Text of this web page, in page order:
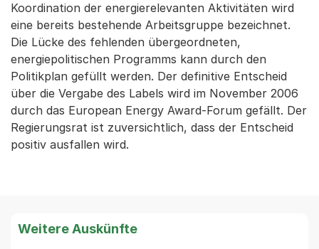
Koordination der energierelevanten Aktivitäten wird
eine bereits bestehende Arbeitsgruppe bezeichnet.
Die Lücke des fehlenden übergeordneten,
energiepolitischen Programms kann durch den
Politikplan gefüllt werden. Der definitive Entscheid
über die Vergabe des Labels wird im November 2006
durch das European Energy Award-Forum gefällt. Der
Regierungsrat ist zuversichtlich, dass der Entscheid
positiv ausfallen wird.
Weitere Auskünfte